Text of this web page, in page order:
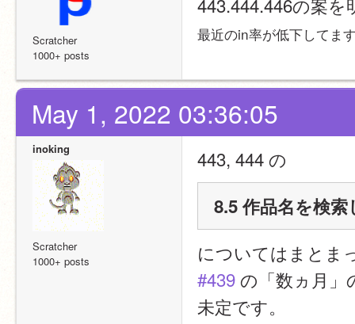
Scratcher
1000+ posts
最近のin率が低下してま
May 1, 2022 03:36:05
inoking
Scratcher
1000+ posts
443, 444 の
8.5 作品名を検
についてはまとま
#439 の「数ヵ月」
未定です。